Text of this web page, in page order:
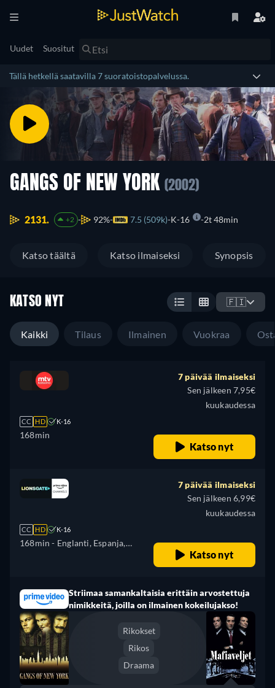
Uudet Suositut
Tällä hetkellä saatavilla 7 suoratoistopalvelussa.
GANGS OF NEW YORK (2002)
2131. +2 92% 7.5 (509k) K-16 2t 48min
Katso täältä Katso ilmaiseksi Synopsis
KATSO NYT 🇫🇮
Kaikki Tilaus Ilmainen Vuokraa
CC HD K-16
168min
7 päivää ilmaiseksi
Sen jälkeen 7,95€
kuukaudessa
Katso nyt
CC HD K-16
168min - Englanti, Espanja,
7 päivää ilmaiseksi
Sen jälkeen 6,99€
kuukaudessa
Katso nyt
Striimaa samankaltaisia erittäin arvostettuja
nimikkeitä, joilla on ilmainen kokeilujakso!
Rikokset
Rikos
Draama